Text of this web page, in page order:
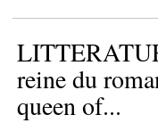
reine du
queen of...